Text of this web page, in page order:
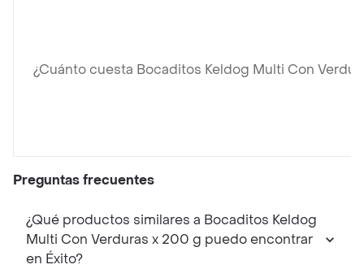
¿Cuánto cuesta Bocaditos Keldog Multi Con
Preguntas frecuentes
¿Qué productos similares a Bocaditos Keldog
Multi Con Verduras x 200 g puedo encontrar
en Éxito?